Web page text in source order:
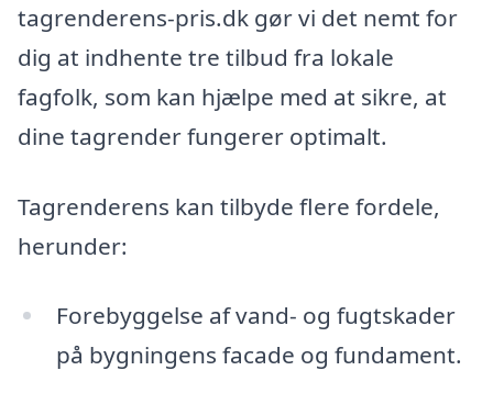
tagrenderens-pris.dk gør vi det nemt for
dig at indhente tre tilbud fra lokale
fagfolk, som kan hjælpe med at sikre, at
dine tagrender fungerer optimalt.
Tagrenderens kan tilbyde flere fordele,
herunder:
Forebyggelse af vand- og fugtskader
på bygningens facade og fundament.